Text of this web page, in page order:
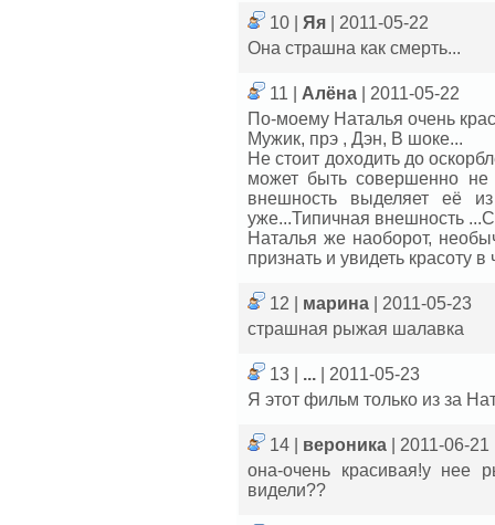
10 | Яя
| 2011-05-22
Она страшна как смерть...
11 | Алёна
| 2011-05-22
По-моему Наталья очень
Мужик, прэ , Дэн, В шоке...
Не стоит доходить до
может быть совершенно
внешность выделяет её
уже...Типичная внешность
Наталья же наоборот,
признать и увидеть красоту
12 | марина
| 2011-05-23
страшная рыжая шалавка
13 | ...
| 2011-05-23
Я этот фильм только из за
14 | вероника
| 2011-06-21
она-очень красивая!у нее
видели??